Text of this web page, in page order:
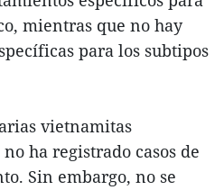
mientras que no hay
para los subtipos
vietnamitas
ha registrado casos de
Sin embargo, no se